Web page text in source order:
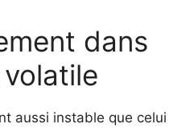
dans
aussi instable que celui